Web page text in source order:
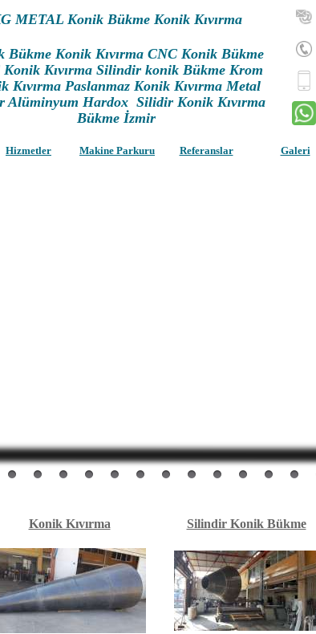
METAL Konik Bükme Konik Kıvırma
Bükme Konik Kıvırma CNC Konik Bükme
Konik Kıvırma Silindir konik Bükme Krom
Kıvırma Paslanmaz Konik Kıvırma Metal
Alüminyum Hardox Silidir Konik Kıvırma
Bükme İzmir
Hizmetler Makine Parkuru Referanslar Galeri
Konik Kıvırma Silindir Konik Bükme